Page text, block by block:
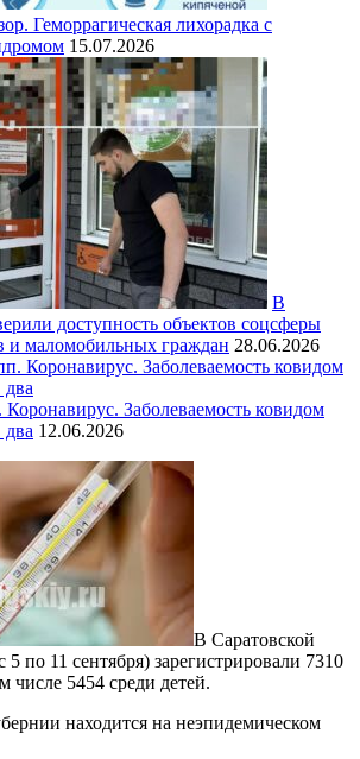
Геморрагическая лихорадка с
15.07.2026
В
доступность объектов соцсферы
и маломобильных граждан 28.06.2026
Заболеваемость ковидом
два 12.06.2026
В Саратовской
5 по 11 сентября) зарегистрировали 7310
5454 среди детей.
находится на неэпидемическом